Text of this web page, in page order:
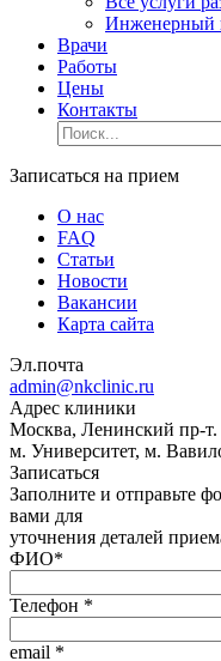
Инженерный
Врачи
Работы
Цены
Контакты
Записаться на прием
О нас
FAQ
Статьи
Новости
Вакансии
Карта сайта
Эл.почта
admin@nkclinic.ru
Адрес клиники
Москва, Ленинский пр-т.
м. Университет, м.
Записаться
Заполните и отправьте
вами для
уточнения деталей
ФИО*
Телефон *
email *